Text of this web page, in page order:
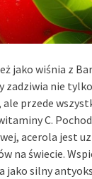
jako wiśnia z
zadziwia nie
przede
C.
acerola jest
na świecie.
jako silny